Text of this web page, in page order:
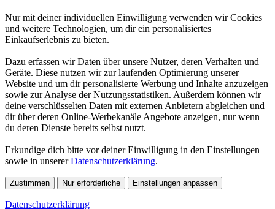
Nur mit deiner individuellen Einwilligung verwenden wir Cookies
und weitere Technologien, um dir ein personalisiertes
Einkaufserlebnis zu bieten.
Dazu erfassen wir Daten über unsere Nutzer, deren Verhalten und
Geräte. Diese nutzen wir zur laufenden Optimierung unserer
Website und um dir personalisierte Werbung und Inhalte anzuzeigen
sowie zur Analyse der Nutzungsstatistiken. Außerdem können wir
deine verschlüsselten Daten mit externen Anbietern abgleichen und
dir über deren Online-Werbekanäle Angebote anzeigen, nur wenn
du deren Dienste bereits selbst nutzt.
Erkundige dich bitte vor deiner Einwilligung in den Einstellungen
sowie in unsererDatenschutzerklärung.
Zustimmen Nur erforderliche Einstellungen anpassen
Datenschutzerklärung